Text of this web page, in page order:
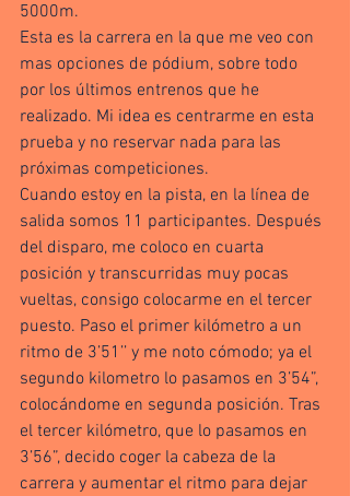
5000m.
Esta es la carrera en la que me veo con
mas opciones de pódium, sobre todo
por los últimos entrenos que he
realizado. Mi idea es centrarme en esta
prueba y no reservar nada para las
próximas competiciones.
Cuando estoy en la pista, en la línea de
salida somos 11 participantes. Después
del disparo, me coloco en cuarta
posición y transcurridas muy pocas
vueltas, consigo colocarme en el tercer
puesto. Paso el primer kilómetro a un
ritmo de 3’51’’ y me noto cómodo; ya el
segundo kilometro lo pasamos en 3’54”,
colocándome en segunda posición. Tras
el tercer kilómetro, que lo pasamos en
3’56”, decido coger la cabeza de la
carrera y aumentar el ritmo para dejar